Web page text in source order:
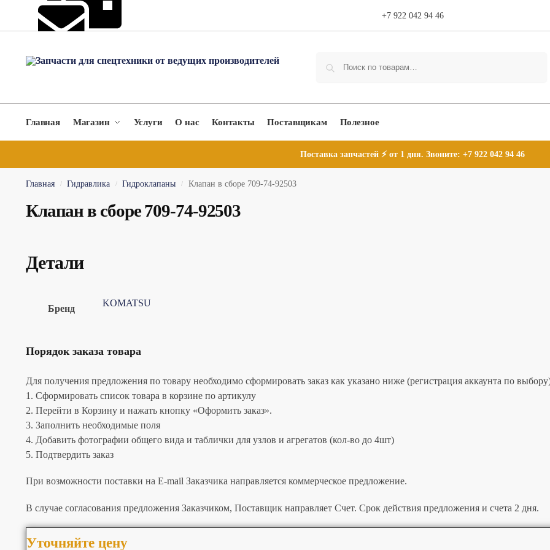
+7 922 042 94 46
Главная Магазин Услуги О нас Контакты Поставщикам Полезное
Поставка запчастей ⚡ от 1 дня. Звоните: +7 922 042 94 46
Главная / Гидравлика / Гидроклапаны / Клапан в сборе 709-74-92503
Клапан в сборе 709-74-92503
Детали
Бренд
KOMATSU
Порядок заказа товара
Для получения предложения по товару необходимо сформировать заказ как указано ниже (регистрация аккаунта по
1. Сформировать список товара в корзине по артикулу
2. Перейти в Корзину и нажать кнопку «Оформить заказ».
3. Заполнить необходимые поля
4. Добавить фотографии общего вида и таблички для узлов и агрегатов (кол-во до 4шт)
5. Подтвердить заказ
При возможности поставки на E-mail Заказчика направляется коммерческое предложение.
В случае согласования предложения Заказчиком, Поставщик направляет Счет. Срок действия предложения и счета 2 дня.
Уточняйте цену